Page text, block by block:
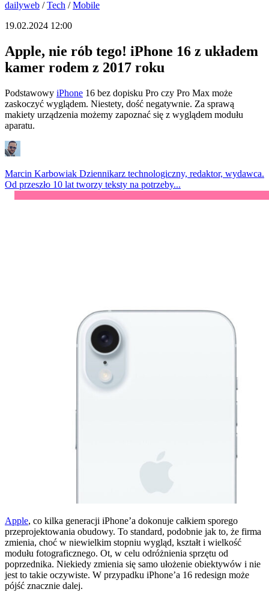
dailyweb /Tech /Mobile
19.02.2024 12:00
Apple, nie rób tego! iPhone 16 z układem
kamer rodem z 2017 roku
Podstawowy iPhone 16 bez dopisku Pro czy Pro Max może
zaskoczyć wyglądem. Niestety, dość negatywnie. Za sprawą
makiety urządzenia możemy zapoznać się z wyglądem modułu
aparatu.
Marcin Karbowiak Dziennikarz technologiczny, redaktor, wydawca.
Od przeszło 10 lat tworzy teksty na potrzeby...
Apple, co kilka generacji iPhone’a dokonuje całkiem sporego
przeprojektowania obudowy. To standard, podobnie jak to, że firma
zmienia, choć w niewielkim stopniu wygląd, kształt i wielkość
modułu fotograficznego. Ot, w celu odróżnienia sprzętu od
poprzednika. Niekiedy zmienia się samo ułożenie obiektywów i nie
jest to takie oczywiste. W przypadku iPhone’a 16 redesign może
pójść znacznie dalej.